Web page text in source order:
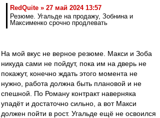
RedQuite » 27 май 2024 13:57
Резюме. Угальде на продажу, Зобнина и
Максименко срочно продлевать
На мой вкус не верное резюме. Макси и Зоба
никуда сами не пойдут, пока им на дверь не
покажут, конечно ждать этого момента не
нужно, работа должна быть плановой и не
спешной. По Роману контракт наверняка
упадёт и достаточно сильно, а вот Макси
должен пойти в рост. Угальде ещё не освоился